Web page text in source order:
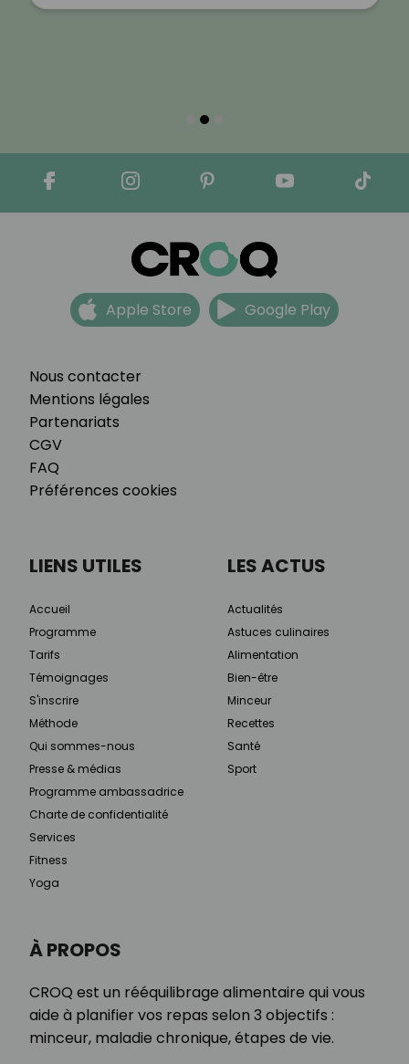
Nous contacter
Mentions légales
Partenariats
CGV
FAQ
Préférences cookies
Apple Store Google Play
À PROPOS
CROQ est un rééquilibrage alimentaire qui vous
aide à planifier vos repas selon 3 objectifs :
minceur, maladie chronique, étapes de vie.
LIENS UTILES
Accueil
Programme
Tarifs
Témoignages
S'inscrire
Méthode
Qui sommes-nous
Presse & médias
Programme ambassadrice
Charte de confidentialité
Services
Fitness
Yoga
LES ACTUS
Actualités
Astuces culinaires
Alimentation
Bien-être
Minceur
Recettes
Santé
Sport